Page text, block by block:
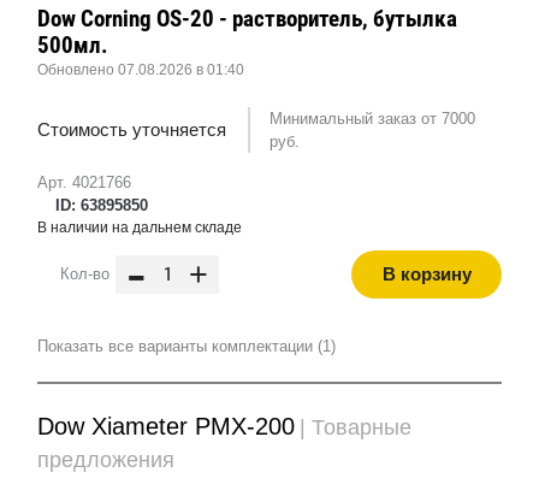
Арт. 4021766
ID: 63895850
Dow Corning OS-20 - растворитель, бутылка
500мл.
Обновлено 07.08.2026 в 01:40
Стоимость уточняется
Минимальный заказ от 7000
руб.
В наличии на дальнем складе
Кол-во - + В корзину
Показать все варианты комплектации (1)
Dow Xiameter PMX-200 | Товарные
предложения